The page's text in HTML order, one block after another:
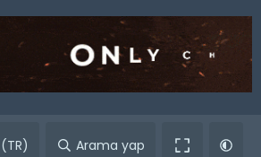
Arama yap